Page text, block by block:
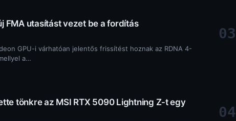
FMA utasítást vezet be a fordítás
GPU-i várhatóan jelentős frissítést hoznak az RDNA 4-
a…
03
tönkre az MSI RTX 5090 Lightning Z-t egy
04